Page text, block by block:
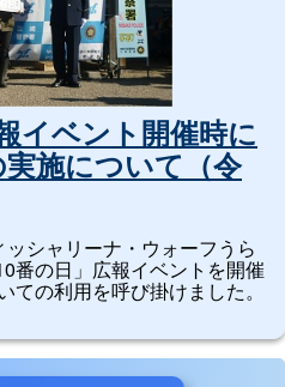
イベント開催時に
施について（令
シャリーナ・ウォーフうら
番の日」広報イベントを開催
ての利用を呼び掛けました。